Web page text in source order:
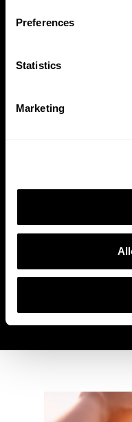
Preferences
Statistics
Marketing
Unsere
nicht nur die
und die
kontinuierliche
am Puls der Zeit
Trends im Bereich
Mit unserer
Partner für die
Displaylösungen,
der